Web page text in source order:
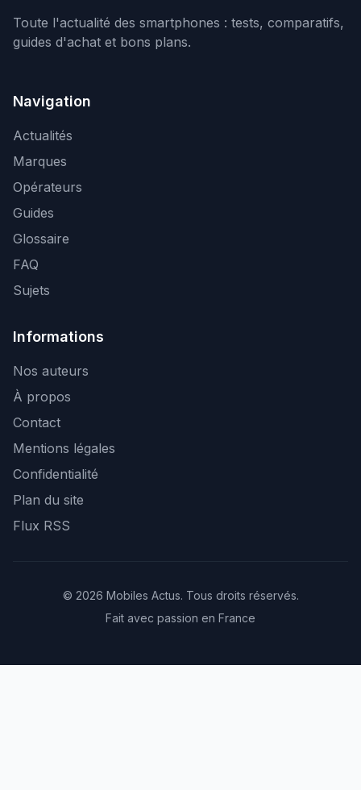
Toute l'actualité des smartphones : tests, comparatifs,
guides d'achat et bons plans.
Navigation
Actualités
Marques
Opérateurs
Guides
Glossaire
FAQ
Sujets
Informations
Nos auteurs
À propos
Contact
Mentions légales
Confidentialité
Plan du site
Flux RSS
© 2026 Mobiles Actus. Tous droits réservés.
Fait avec passion en France